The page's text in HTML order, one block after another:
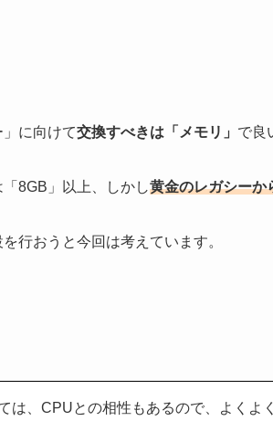
に向けて交換すべきは「メモリ」 で良
8GB」以上、しかし黄金のレガシーか
行おうと今回は考えています。
は、CPUとの相性もあるので、よくよ